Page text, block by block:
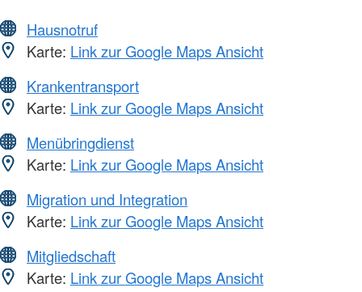
Hausnotruf
Karte: Link zur Google Maps Ansicht
Krankentransport
Karte: Link zur Google Maps Ansicht
Menübringdienst
Karte: Link zur Google Maps Ansicht
Migration und Integration
Karte: Link zur Google Maps Ansicht
Mitgliedschaft
Karte: Link zur Google Maps Ansicht